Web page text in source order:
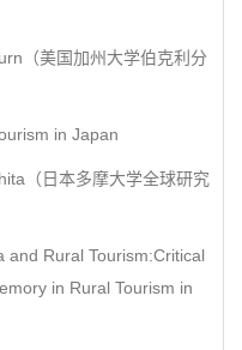
（美国加州大学伯克利分
in Japan
（日本多摩大学全球研究
Rural Tourism:Critical
in Rural Tourism in